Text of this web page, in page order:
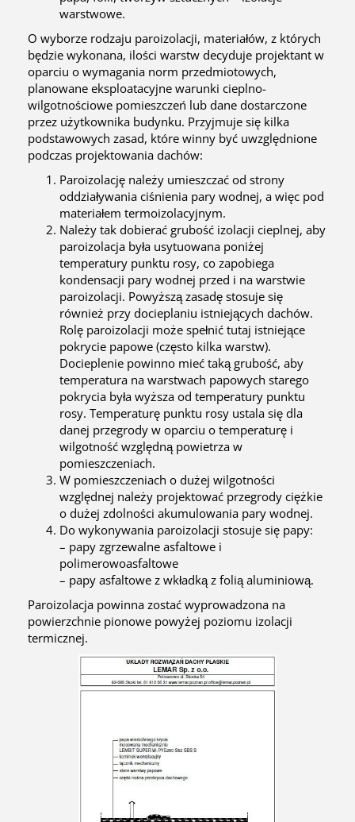
warstwowe.
O wyborze rodzaju paroizolacji, materiałów, z których
będzie wykonana, ilości warstw decyduje projektant w
oparciu o wymagania norm przedmiotowych,
planowane eksploatacyjne warunki cieplno-
wilgotnościowe pomieszczeń lub dane dostarczone
przez użytkownika budynku. Przyjmuje się kilka
podstawowych zasad, które winny być uwzględnione
podczas projektowania dachów:
Paroizolację należy umieszczać od strony
oddziaływania ciśnienia pary wodnej, a więc pod
materiałem termoizolacyjnym.
Należy tak dobierać grubość izolacji cieplnej, aby
paroizolacja była usytuowana poniżej
temperatury punktu rosy, co zapobiega
kondensacji pary wodnej przed i na warstwie
paroizolacji. Powyższą zasadę stosuje się
również przy docieplaniu istniejących dachów.
Rolę paroizolacji może spełnić tutaj istniejące
pokrycie papowe (często kilka warstw).
Docieplenie powinno mieć taką grubość, aby
temperatura na warstwach papowych starego
pokrycia była wyższa od temperatury punktu
rosy. Temperaturę punktu rosy ustala się dla
danej przegrody w oparciu o temperaturę i
wilgotność względną powietrza w
pomieszczeniach.
W pomieszczeniach o dużej wilgotności
względnej należy projektować przegrody ciężkie
o dużej zdolności akumulowania pary wodnej.
Do wykonywania paroizolacji stosuje się papy:
– papy zgrzewalne asfaltowe i
polimerowoasfaltowe
– papy asfaltowe z wkładką z folią aluminiową.
Paroizolacja powinna zostać wyprowadzona na
powierzchnie pionowe powyżej poziomu izolacji
termicznej.